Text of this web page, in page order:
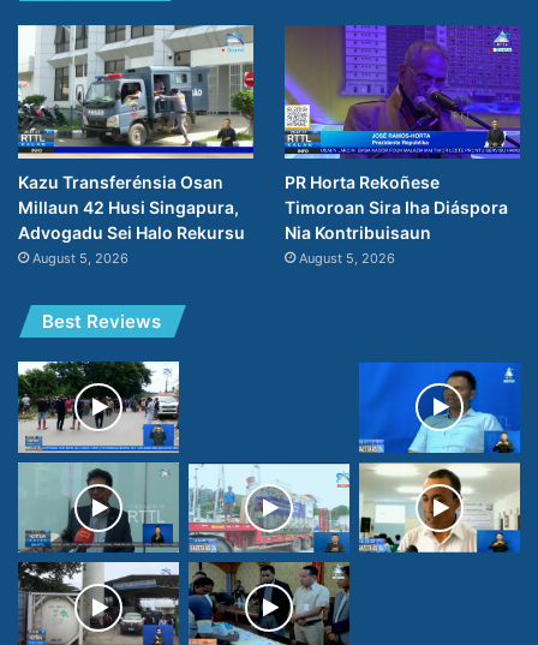
Kazu Transferénsia Osan
Millaun 42 Husi Singapura,
Advogadu Sei Halo Rekursu
August 5, 2026
PR Horta Rekoñese
Timoroan Sira Iha Diáspora
Nia Kontribuisaun
August 5, 2026
Best Reviews